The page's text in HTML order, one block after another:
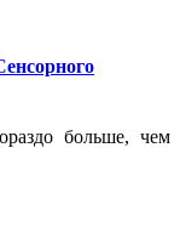
больше, чем